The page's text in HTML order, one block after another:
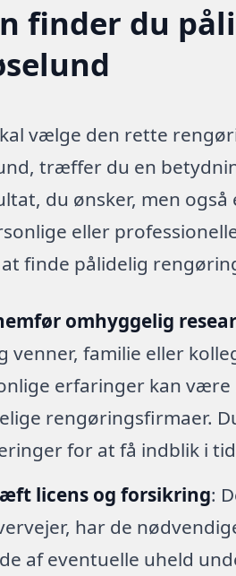
finder du
vælge den rette
træffer du en
du ønsker, men
eller
finde pålidelig
omhyggelig
venner, familie eller
erfaringer kan
rengøringsfirmaer.
for at få indblik i
licens og forsikring:
har de
af eventuelle uheld